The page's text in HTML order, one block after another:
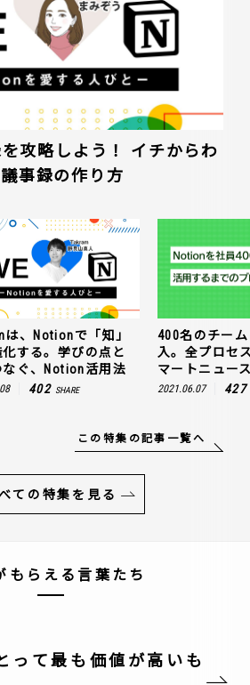
攻略しよう！ イチからわ
事録の作り方
は、Notionで「知」
する。学びの点と
なぐ、Notion活用法
402 SHARE
400名のチー
入。全プロセ
マートニュー
2021.06.07 427
この特集の記事一覧へ
ての特集を見る
もらえる言葉たち
って最も価値が高いも